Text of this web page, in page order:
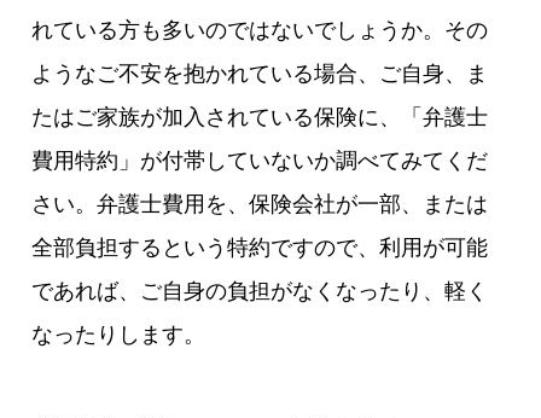
れている方も多いのではないでしょうか。その
ようなご不安を抱かれている場合、ご自身、ま
たはご家族が加入されている保険に、「弁護士
費用特約」が付帯していないか調べてみてくだ
さい。弁護士費用を、保険会社が一部、または
全部負担するという特約ですので、利用が可能
であれば、ご自身の負担がなくなったり、軽く
なったりします。